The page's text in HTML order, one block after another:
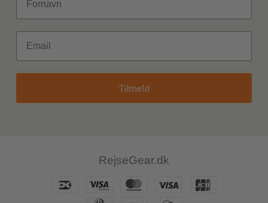
Email
Tilmeld
RejseGear.dk